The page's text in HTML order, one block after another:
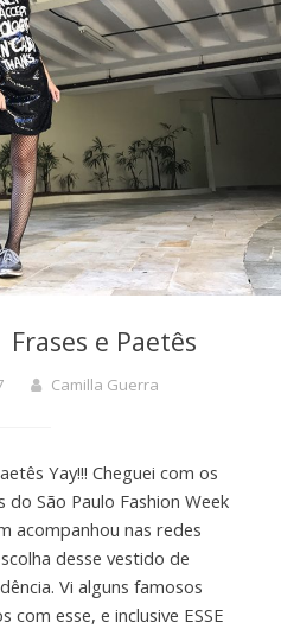
e Paetês
Camilla Guerra
Yay!!! Cheguei com os
do São Paulo Fashion Week
acompanhou nas redes
desse vestido de
Vi alguns famosos
esse, e inclusive ESSE